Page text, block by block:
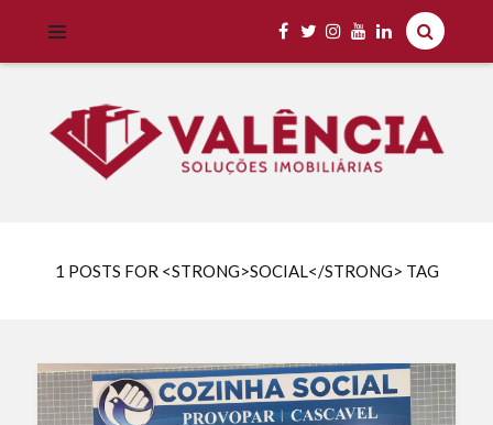
1 POSTS FOR <STRONG>SOCIAL</STRONG> TAG